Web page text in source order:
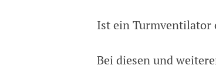
Ist ein Turmventilator
Bei diesen und